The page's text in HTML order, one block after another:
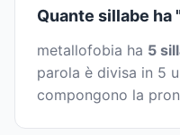
Quante sillabe ha
metallofobia ha 5
parola è divisa in 5
compongono la